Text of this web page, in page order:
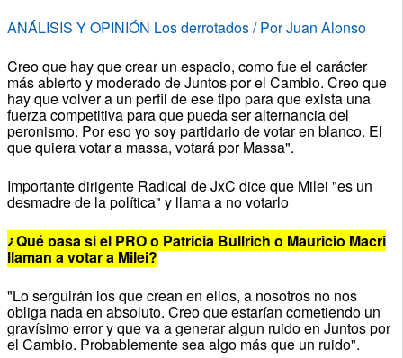
ANÁLISIS Y OPINIÓN Los derrotados / Por Juan Alonso
Creo que hay que crear un espacio, como fue el carácter
más abierto y moderado de Juntos por el Cambio. Creo que
hay que volver a un perfil de ese tipo para que exista una
fuerza competitiva para que pueda ser alternancia del
peronismo. Por eso yo soy partidario de votar en blanco. El
que quiera votar a massa, votará por Massa".
Importante dirigente Radical de JxC dice que Milei "es un
desmadre de la política" y llama a no votarlo
¿Qué pasa si el PRO o Patricia Bullrich o Mauricio Macri
llaman a votar a Milei?
"Lo serguirán los que crean en ellos, a nosotros no nos
obliga nada en absoluto. Creo que estarían cometiendo un
gravísimo error y que va a generar algun ruido en Juntos por
el Cambio. Probablemente sea algo más que un ruido".